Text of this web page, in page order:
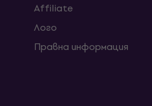
Affiliate
Лого
Правна информация